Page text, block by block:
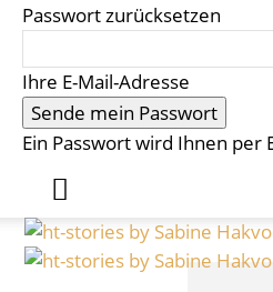
Passwort zurücksetzen
Ihre E-Mail-Adresse
Ein Passwort wird Ihnen per